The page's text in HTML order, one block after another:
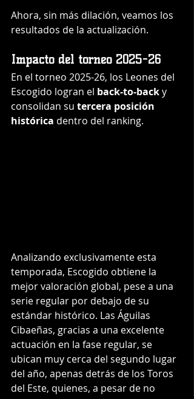
Ahora, sin más dilación, veamos los
resultados de la actualización.
Impacto del torneo 2025-26
En el torneo 2025-26, los Leones del
Escogido logran el back-to-back y
consolidan su tercera posición
histórica dentro del ranking.
Analizando exclusivamente esta
temporada, Escogido obtiene la
mejor valoración global, pese a una
serie regular por debajo de su
estándar histórico. Las Águilas
Cibaeñas, gracias a una excelente
actuación en la fase regular, se
ubican muy cerca del segundo lugar
del año, apenas detrás de los Toros
del Este, quienes, a pesar de no